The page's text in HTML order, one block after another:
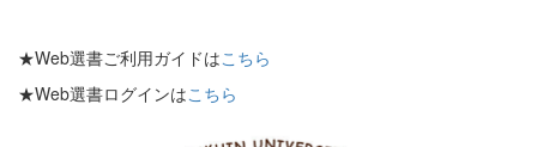
★Web選書ご利用ガイドはこちら
★Web選書ログインはこちら